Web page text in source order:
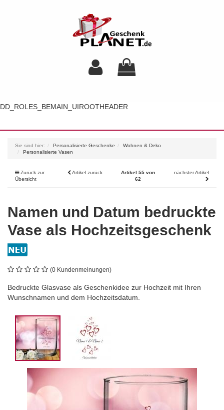
DD_ROLES_BEMAIN_UIROOTHEADER
Sie sind hier: Personalisierte Geschenke
Wohnen & Deko
Personalisierte Vasen
Zurück zur
Übersicht
Artikel zurück
Artikel 55 von
62
nächster Artikel
Namen und Datum bedruckte
Vase als Hochzeitsgeschenk
(0 Kundenmeinungen)
Bedruckte Glasvase als Geschenkidee zur Hochzeit mit Ihren
Wunschnamen und dem Hochzeitsdatum.